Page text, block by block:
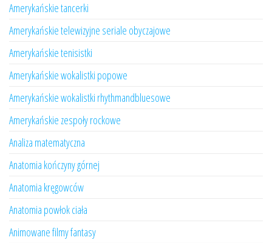
Amerykańskie tancerki
Amerykańskie telewizyjne seriale obyczajowe
Amerykańskie tenisistki
Amerykańskie wokalistki popowe
Amerykańskie wokalistki rhythmandbluesowe
Amerykańskie zespoły rockowe
Analiza matematyczna
Anatomia kończyny górnej
Anatomia kręgowców
Anatomia powłok ciała
Animowane filmy fantasy